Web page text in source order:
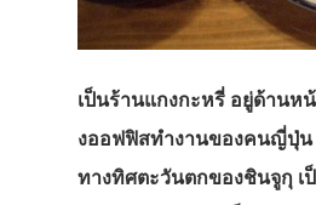
เป็นร้านแกงกะหรี่ อยู่ด้านห
งออฟฟิสทำงานของคนญี่ปุ่น
ทางทิศตะวันตกของชินจูกุ เ